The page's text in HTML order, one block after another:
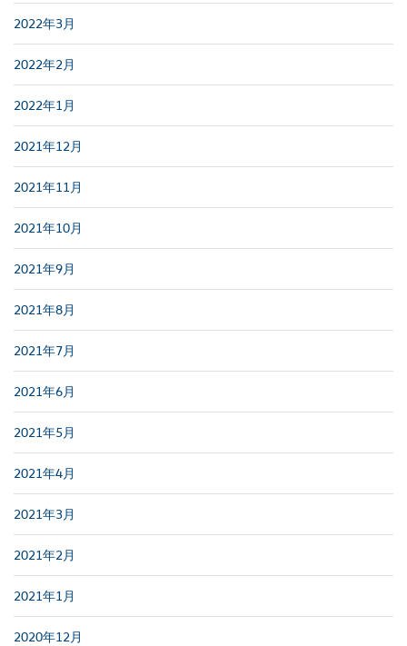
2022年3月
2022年2月
2022年1月
2021年12月
2021年11月
2021年10月
2021年9月
2021年8月
2021年7月
2021年6月
2021年5月
2021年4月
2021年3月
2021年2月
2021年1月
2020年12月